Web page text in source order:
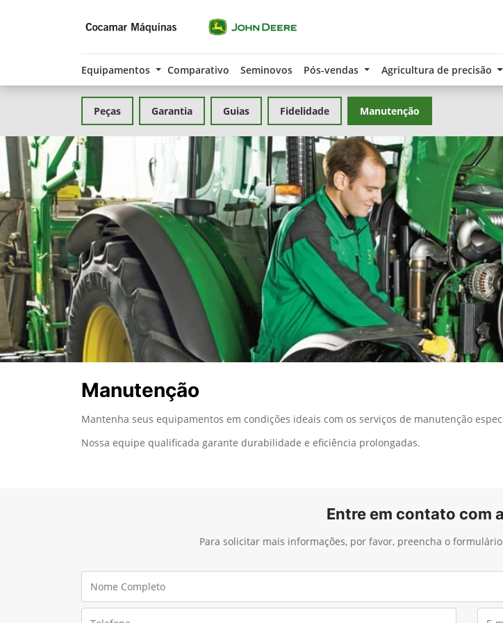
Equipamentos Comparativo Seminovos Pós-vendas Agricultura de precisão
Peças Garantia Guias Fidelidade Manutenção
Manutenção
Mantenha seus equipamentos em condições ideais com os serviços de manutenção
Nossa equipe qualificada garante durabilidade e eficiência prolongadas.
Entre em contato com
Para solicitar mais informações, por favor, preencha o